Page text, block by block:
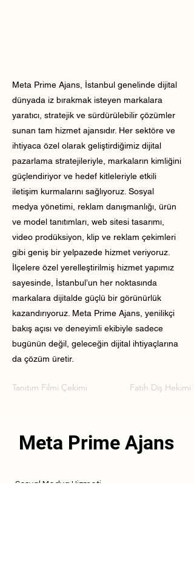
Meta Prime Ajans, İstanbul genelinde dijital
dünyada iz bırakmak isteyen markalara
yaratıcı, stratejik ve sürdürülebilir çözümler
sunan tam hizmet ajansıdır. Her sektöre ve
ihtiyaca özel olarak geliştirdiğimiz dijital
pazarlama stratejileriyle, markaların kimliğini
güçlendiriyor ve hedef kitleleriyle etkili
iletişim kurmalarını sağlıyoruz. Sosyal
medya yönetimi, reklam danışmanlığı, ürün
ve model tanıtımları, web sitesi tasarımı,
video prodüksiyon, klip ve reklam çekimleri
gibi geniş bir yelpazede hizmet veriyoruz.
İlçelere özel yerelleştirilmiş hizmet yapımız
sayesinde, İstanbul’un her noktasında
markalara dijitalde güçlü bir görünürlük
kazandırıyoruz. Meta Prime Ajans, yenilikçi
bakış açısı ve deneyimli ekibiyle sadece
bugünün değil, geleceğin dijital ihtiyaçlarına
da çözüm üretir.
Tanıtım Filmi Çekimi Fatih Diş Hekimi
Meta Prime Ajans
Sosyal Medya Hizmeti